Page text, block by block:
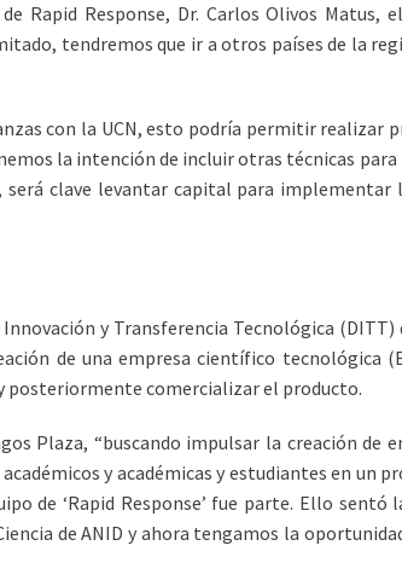
Rapid Response, Dr. Carlos Olivos Matus,
tendremos que ir a otros países de la
con la UCN, esto podría permitir realizar
la intención de incluir otras técnicas
clave levantar capital para implementar
y Transferencia Tecnológica (DITT)
de una empresa científico tecnológica
posteriormente comercializar el producto.
Plaza, “buscando impulsar la creación de
y académicas y estudiantes en un
de ‘Rapid Response’ fue parte. Ello sentó
de ANID y ahora tengamos la